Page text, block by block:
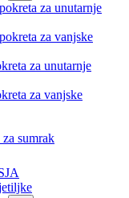
za unutarnje
za vanjske
za unutarnje
za vanjske
sumrak